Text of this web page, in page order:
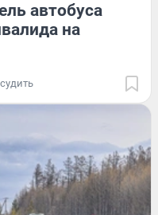
автобуса
на